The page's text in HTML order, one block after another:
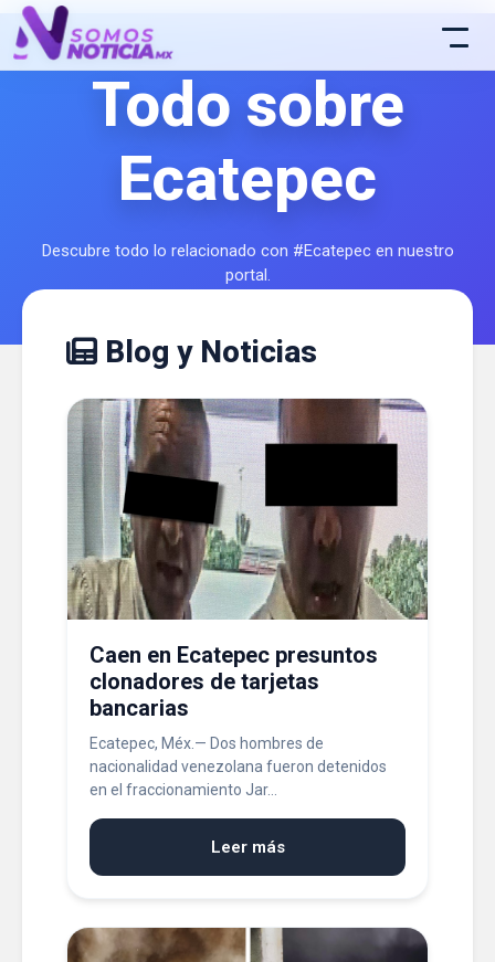
Todo sobre
Ecatepec
Descubre todo lo relacionado con #Ecatepec en nuestro
portal.
Blog y Noticias
Caen en Ecatepec presuntos
clonadores de tarjetas
bancarias
Ecatepec, Méx.— Dos hombres de
nacionalidad venezolana fueron detenidos
en el fraccionamiento Jar...
Leer más